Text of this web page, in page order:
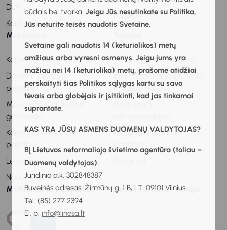
būdais bei tvarka. Jeigu Jūs nesutinkate su Politika,
Jūs neturite teisės naudotis Svetaine.
Svetaine gali naudotis 14 (keturiolikos) metų
amžiaus arba vyresni asmenys. Jeigu jums yra
mažiau nei 14 (keturiolika) metų, prašome atidžiai
perskaityti šias Politikos sąlygas kartu su savo
tėvais arba globėjais ir įsitikinti, kad jas tinkamai
suprantate.
KAS YRA JŪSŲ ASMENS DUOMENŲ VALDYTOJAS?
BĮ Lietuvos neformaliojo švietimo agentūra (toliau –
Duomenų valdytojas):
Juridinio a.k. 302848387
Buveinės adresas: Žirmūnų g. 1 B, LT-09101 Vilnius
Tel. (85) 277 2394
El. p. info@linesa.lt
DUK
Kontaktai
Pagalba
Mokiniams
Karjeros vadovas
Darbo ir profesijų
pasaulis
Mokymosi ir praktikos
galimybės
Karjeros specialisto
pagalba
Leidiniai apie karjerą
Naudingos nuorodos
Vaiko ugdymas karjerai
Informacija apie profesijų
ir darbo pasaulį
Karjeros specialisto
pagalba
MUKIS remia ir palaiko Senoji svetainės versija